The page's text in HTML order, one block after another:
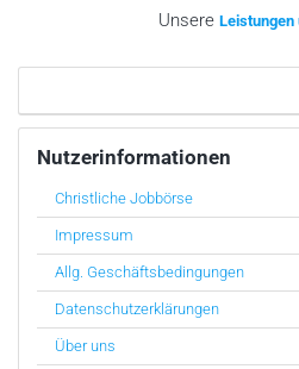
Unsere Leistungen
Nutzerinformationen
Christliche Jobbörse
Impressum
Allg. Geschäftsbedingungen
Datenschutzerklärungen
Über uns